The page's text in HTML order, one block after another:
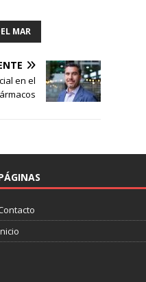
MAR
en el